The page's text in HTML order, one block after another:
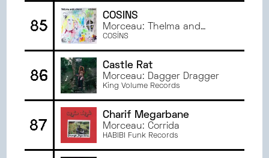
85
COSÍNS
Morceau: Thelma and
Louise
COSÍNS
86
Castle Rat
Morceau: Dagger Dragger
King Volume Records
87
Charif Megarbane
Morceau: Corrida
HABIBI Funk Records